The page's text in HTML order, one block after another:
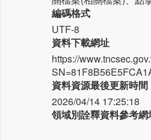
編碼格式
UTF-8
資料下載網址
https://
資料資源最後更新時間
2026/04/14 17:25:18
領域別詮釋資料參考網